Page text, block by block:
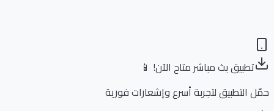
تطبيق بث مباشر متاح الآن! 📱
التطبيق لتجربة أسرع وإشعارات فورية